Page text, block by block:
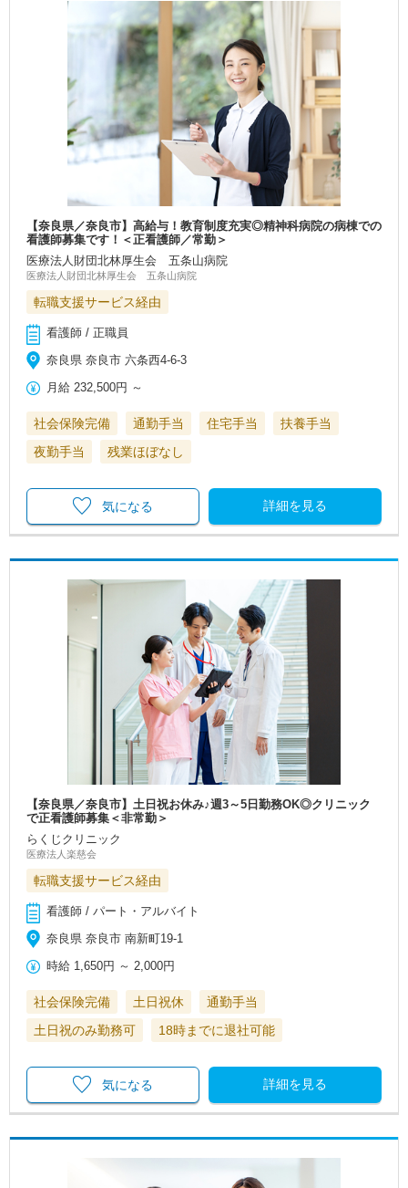
【奈良県／奈良市】高給与！教育制度充実◎精神科病院の病棟での
看護師募集です！＜正看護師／常勤＞
医療法人財団北林厚生会 五条山病院
医療法人財団北林厚生会 五条山病院
転職支援サービス経由
看護師 / 正職員
奈良県 奈良市 六条西4-6-3
月給 232,500円 ～
社会保険完備 通勤手当 住宅手当
扶養手当
夜勤手当
残業ほぼなし
詳細を見る
気になる
【奈良県／奈良市】土日祝お休み♪週3～5日勤務OK◎クリニック
で正看護師募集＜非常勤＞
らくじクリニック
医療法人楽慈会
転職支援サービス経由
看護師 / パート・アルバイト
奈良県 奈良市 南新町19-1
時給 1,650円 ～2,000円
社会保険完備 土日祝休
通勤手当
土日祝のみ勤務可
18時までに退社可能
詳細を見る
気になる